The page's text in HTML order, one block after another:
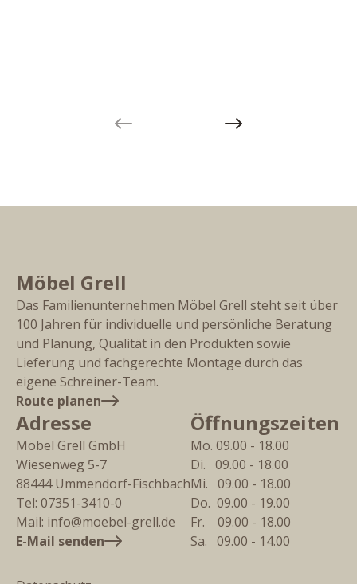
Next slide
Möbel Grell
Das Familienunternehmen Möbel Grell steht seit über
100 Jahren für individuelle und persönliche Beratung
und Planung, Qualität in den Produkten sowie
Lieferung und fachgerechte Montage durch das
eigene Schreiner-Team.
Route planen
Adresse
Möbel Grell GmbH
Wiesenweg 5-7
88444 Ummendorf-Fischbach
Tel: 07351-3410-0
Mail: info@moebel-grell.de
E-Mail senden
Öffnungszeiten
Mo. 09.00 - 18.00
Di.   09.00 - 18.00
Mi.   09.00 - 18.00
Do.  09.00 - 19.00
Fr.    09.00 - 18.00
Sa.   09.00 - 14.00